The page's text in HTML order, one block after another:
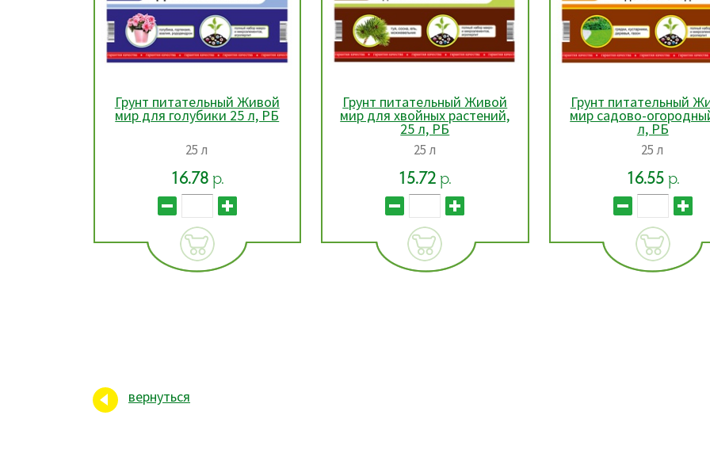
Грунт питательный Живой
мир для хвойных растений,
25 л, РБ
25 л
15.72 р.
Грунт питательный Живой
мир садово-огородный, 25
л, РБ
25 л
16.55 р.
Лейка 8л
рассеивателем, 1
Объем 8 л
16.44 р.
вернуться